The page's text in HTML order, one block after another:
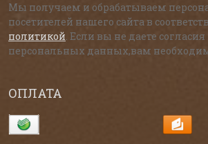
Мы получаем и обрабатываем
посетителей нашего сайта в
политикой. Если вы не даете
персональных данных,вам
ОПЛАТА